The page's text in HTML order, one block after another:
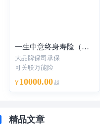
一生中意终身寿险（分红型）-年交
大品牌保司承保
可关联万能险
¥ 10000.00 起
精品文章